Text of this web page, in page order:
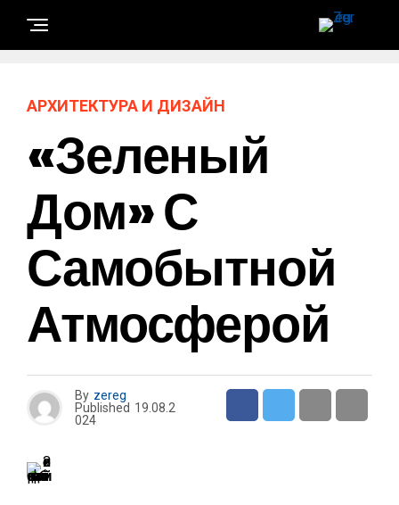
АРХИТЕКТУРА И ДИЗАЙН
«Зеленый
Дом» С
Самобытной
Атмосферой
By zereg
Published 19.08.2
024